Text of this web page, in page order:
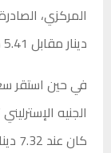
دينار مقابل 5.41 دينار في تعاملات يوم الأربعاء.
كان عند 7.32 دينار.